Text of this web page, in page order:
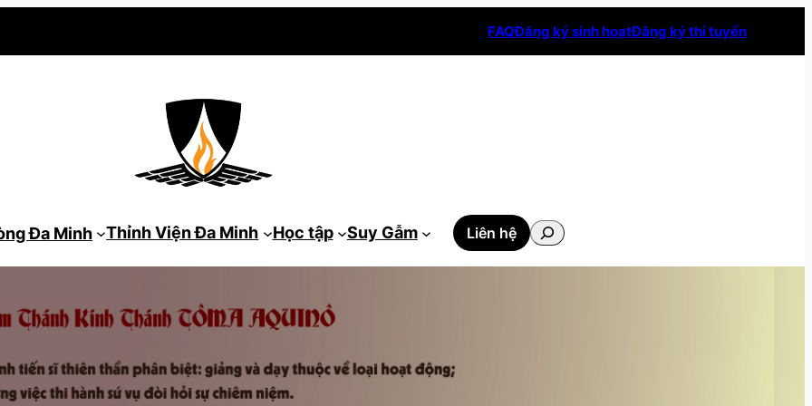
FAQĐăng ký sinh hoạtĐăng ký thi tuyển
Đa Minh Thỉnh Viện Đa Minh Học tập Suy Gẫm Liên hệ
Tìm
kiếm